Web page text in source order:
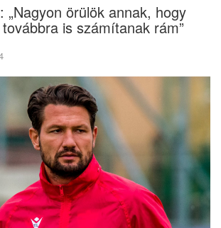
„Nagyon örülök annak, hogy
is számítanak rám”